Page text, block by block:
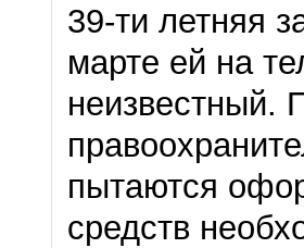
39-ти летняя
марте ей на
неизвестный.
пытаются
средств